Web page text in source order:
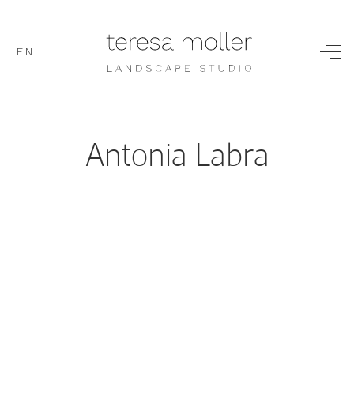
EN
Antonia Labra